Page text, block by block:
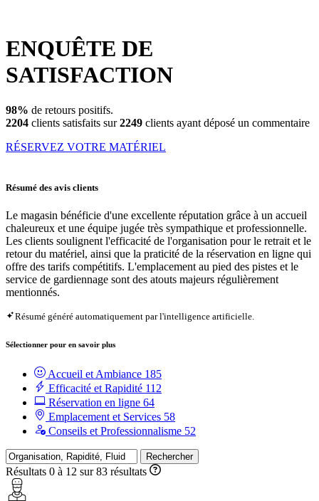
ENQUÊTE DE
SATISFACTION
98% de retours positifs.
2204 clients satisfaits sur2249 clients ayant déposé un commentaire
RÉSERVEZ VOTRE MATÉRIEL
Résumé des avis clients
Le magasin bénéficie d'une excellente réputation grâce à un accueil
chaleureux et une équipe jugée très sympathique et professionnelle.
Les clients soulignent l'efficacité de l'organisation pour le retrait et le
retour du matériel, ainsi que la praticité de la réservation en ligne qui
offre des tarifs compétitifs. L'emplacement au pied des pistes et le
service de gardiennage sont des atouts majeurs régulièrement
mentionnés.
Résumé généré automatiquement par l'intelligence artificielle.
Sélectionner pour en savoir plus
Accueil et Ambiance 185
Efficacité et Rapidité 112
Réservation en ligne 64
Emplacement et Services 58
Conseils et Professionnalisme 52
Rechercher
Résultats 0 à 12 sur 83 résultats